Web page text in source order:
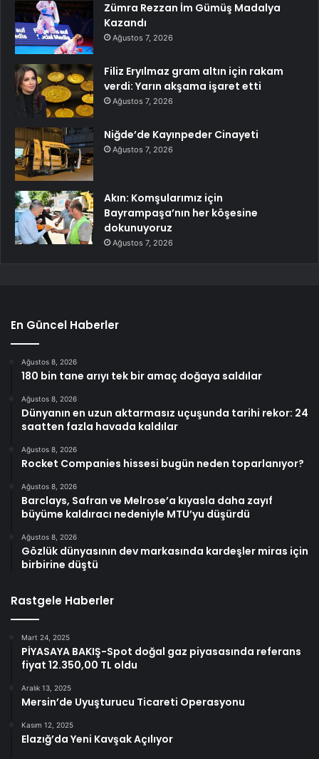
Zümra Rezzan İm Gümüş Madalya
Kazandı
Ağustos 7, 2026
Filiz Eryılmaz gram altın için rakam
verdi: Yarın akşama işaret etti
Ağustos 7, 2026
Niğde’de Kayınpeder Cinayeti
Ağustos 7, 2026
Akın: Komşularımız için
Bayrampaşa’nın her köşesine
dokunuyoruz
Ağustos 7, 2026
En Güncel Haberler
Ağustos 8, 2026
180 bin tane arıyı tek bir amaç doğaya saldılar
Ağustos 8, 2026
Dünyanın en uzun aktarmasız uçuşunda tarihi rekor: 24
saatten fazla havada kaldılar
Ağustos 8, 2026
Rocket Companies hissesi bugün neden toparlanıyor?
Ağustos 8, 2026
Barclays, Safran ve Melrose’a kıyasla daha zayıf
büyüme kaldıracı nedeniyle MTU’yu düşürdü
Ağustos 8, 2026
Gözlük dünyasının dev markasında kardeşler miras için
birbirine düştü
Rastgele Haberler
Mart 24, 2025
PİYASAYA BAKIŞ-Spot doğal gaz piyasasında referans
fiyat 12.350,00 TL oldu
Aralık 13, 2025
Mersin’de Uyuşturucu Ticareti Operasyonu
Kasım 12, 2025
Elazığ’da Yeni Kavşak Açılıyor